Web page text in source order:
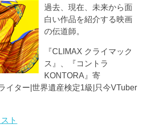
過去、現在、未来から面
白い作品を紹介する映画
の伝道師。
『CLIMAX クライマック
ス』、『コントラ
KONTORA』寄
イター|世界遺産検定1級|只今VTuber
ト